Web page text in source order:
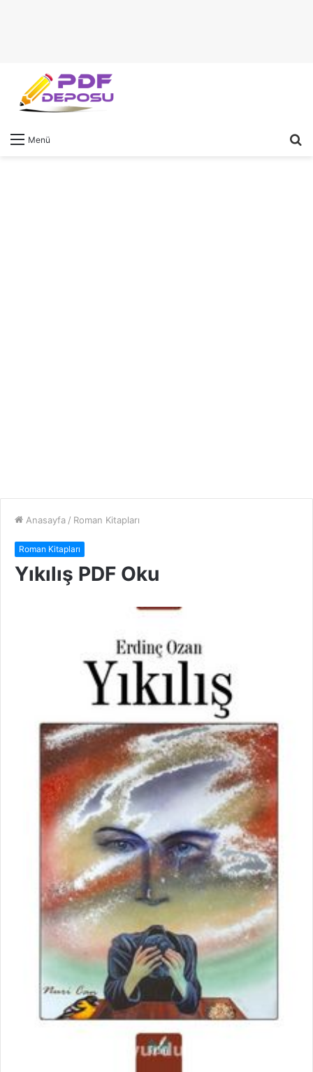
Menü
Anasayfa / Roman Kitapları
Roman Kitapları
Yıkılış PDF Oku